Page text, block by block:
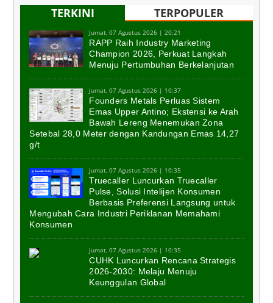
TERKINI TERPOPULER
Jumat, 07 Agustus 2026 | 20:21
RAPP Raih Industry Marketing
Champion 2026, Perkuat Langkah
Menuju Pertumbuhan Berkelanjutan
Jumat, 07 Agustus 2026 | 10:37
Founders Metals Perluas Sistem
Emas Upper Antino; Ekstensi ke Arah
Bawah Lereng Menemukan Zona
Setebal 28,0 Meter dengan Kandungan Emas 14,27
g/t
Jumat, 07 Agustus 2026 | 10:35
Truecaller Luncurkan Truecaller
Pulse, Solusi Intelijen Konsumen
Berbasis Preferensi Langsung untuk
Mengubah Cara Industri Periklanan Memahami
Konsumen
Jumat, 07 Agustus 2026 | 10:35
CUHK Luncurkan Rencana Strategis
2026-2030: Melaju Menuju
Keunggulan Global